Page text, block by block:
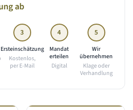
ab
3
Ersteinschätzung
Kostenlos,
per E-Mail
4
Mandat
erteilen
Digital
5
Wir
übernehmen
Klage oder
Verhandlung